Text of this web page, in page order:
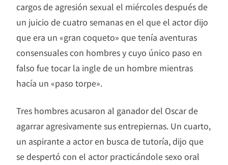
cargos de agresión sexual el miércoles después de
un juicio de cuatro semanas en el que el actor dijo
que era un «gran coqueto» que tenía aventuras
consensuales con hombres y cuyo único paso en
falso fue tocar la ingle de un hombre mientras
hacía un «paso torpe».
Tres hombres acusaron al ganador del Oscar de
agarrar agresivamente sus entrepiernas. Un cuarto,
un aspirante a actor en busca de tutoría, dijo que
se despertó con el actor practicándole sexo oral